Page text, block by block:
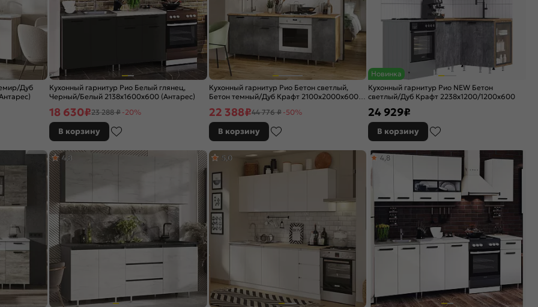
Дуб
Кухонный гарнитур Рио Белый глянец,
Черный/Белый 2138x1600x600 (Антарес)
18 630₽23 288 ₽ -20%
В корзину
Кухонный гарнитур Рио Бетон светлый,
Бетон темный/Дуб Крафт 2100x2000x600
22 388₽44 776 ₽ -50%
В корзину
Новинка
Кухонный гарнитур Рио NEW Бетон
светлый/Дуб Крафт 2238x1200/1200x600
24 929₽
В корзину
4,8 5,0 4,8